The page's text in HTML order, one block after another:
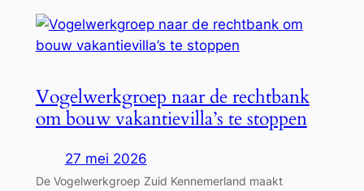
Vogelwerkgroep naar de rechtbank
om bouw vakantievilla’s te stoppen
27 mei 2026
De Vogelwerkgroep Zuid Kennemerland maakt